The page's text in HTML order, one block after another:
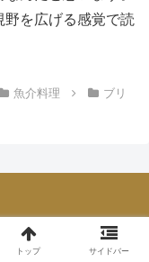
を広げる感覚で読
魚介料理 ブリ
トップ サイドバー